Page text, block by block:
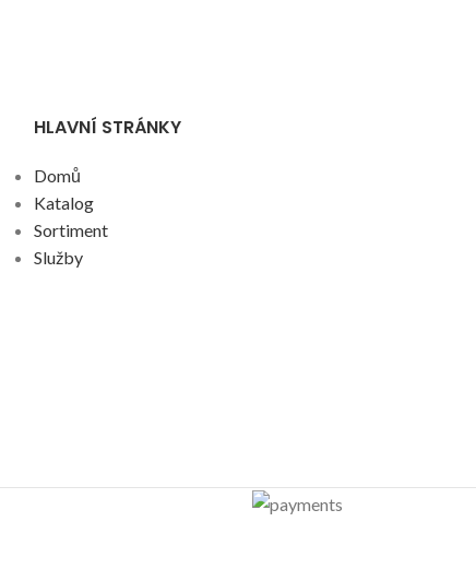
HLAVNÍ STRÁNKY
Domů
Katalog
Sortiment
Služby